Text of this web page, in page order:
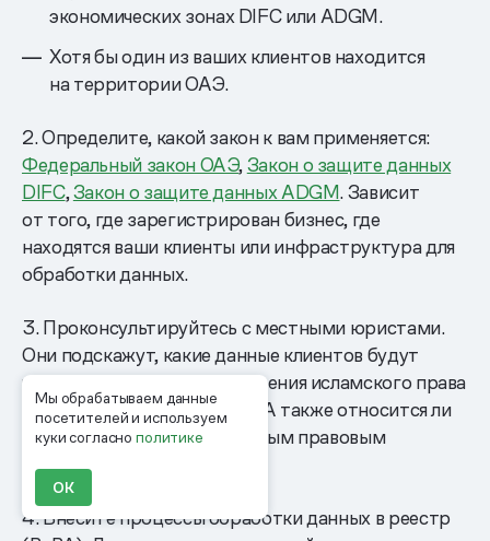
Мы обрабатываем данные
посетителей и используем
куки согласнополитике
ОК
экономических зонах DIFC или ADGM.
Хотя бы один из ваших клиентов находится
на территории ОАЭ.
2. Определите, какой закон к вам применяется:
Федеральный закон ОАЭ,Закон о защите данных
DIFC,Закон о защите данных ADGM. Зависит
от того, где зарегистрирован бизнес, где
находятся ваши клиенты или инфраструктура для
обработки данных.
3. Проконсультируйтесь с местными юристами.
Они подскажут, какие данные клиентов будут
чувствительными с точки зрения исламского права
и какие риски несет утечка. А также относится ли
ваш бизнес к отрасли с особым правовым
регулированием.
4. Внесите процессы обработки данных в реестр